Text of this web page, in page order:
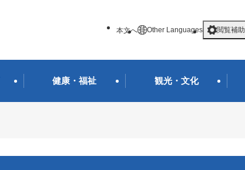
本文へ Other Languages 閲覧補助
健康・福祉 観光・文化